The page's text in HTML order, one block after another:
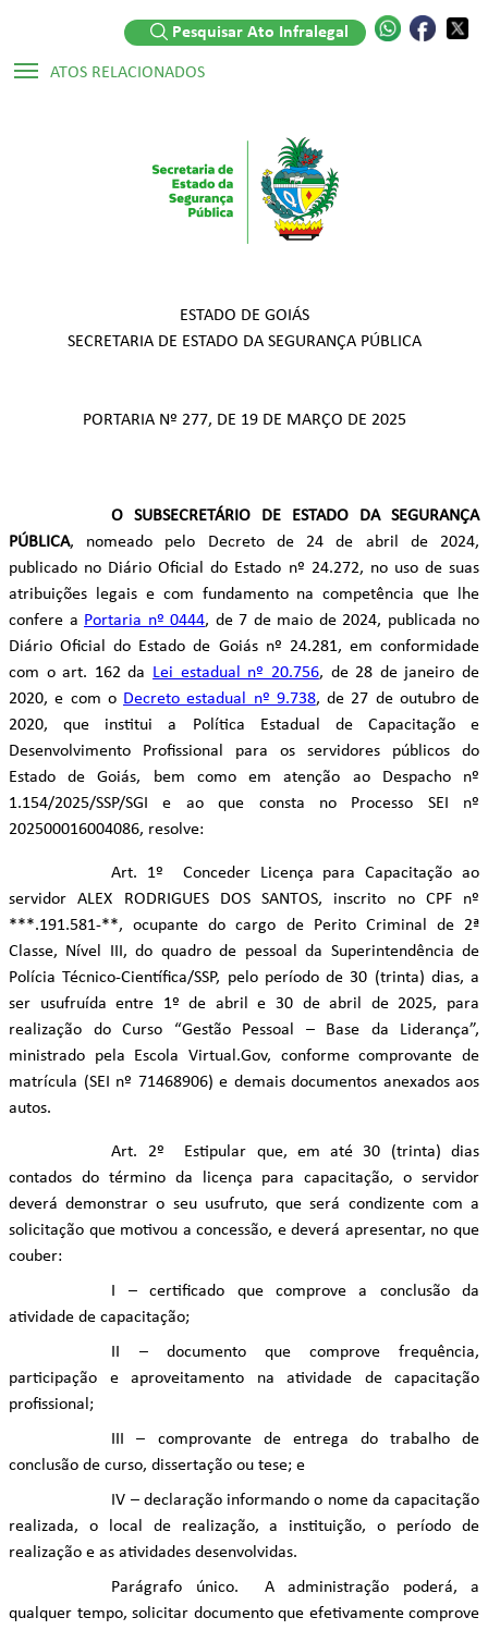
ATOS RELACIONADOS
▷ Portaria Nº 444/2024
ESTADO DE GOIÁS
SECRETARIA DE ESTADO DA SEGURANÇA PÚBLICA
PORTARIA Nº 277, DE 19 DE MARÇO DE 2025
O SUBSECRETÁRIO DE ESTADO DA SEGURANÇA
PÚBLICA, nomeado pelo Decreto de 24 de abril de 2024,
publicado no Diário Oficial do Estado nº 24.272, no uso de suas
atribuições legais e com fundamento na competência que lhe
confere a Portaria nº 0444, de 7 de maio de 2024, publicada no
Diário Oficial do Estado de Goiás nº 24.281, em conformidade
com o art. 162 da
Lei estadual nº 20.756, de 28 de janeiro de
2020, e com o Decreto estadual nº 9.738, de 27 de outubro de
2020, que institui a Política Estadual de Capacitação e
Desenvolvimento Profissional para os servidores públicos do
Estado de Goiás, bem como em atenção ao Despacho nº
1.154/2025/SSP/SGI e ao que consta no Processo SEI nº
202500016004086, resolve:
Art. 1º Conceder Licença para Capacitação ao
servidor ALEX RODRIGUES DOS SANTOS, inscrito no CPF nº
***.191.581-**, ocupante do cargo de Perito Criminal de 2ª
Classe, Nível III, do quadro de pessoal da Superintendência de
Polícia Técnico-Científica/SSP, pelo período de 30 (trinta) dias, a
ser usufruída entre 1º de abril e 30 de abril de 2025, para
realização do Curso “Gestão Pessoal – Base da Liderança”,
ministrado pela Escola Virtual.Gov, conforme comprovante de
matrícula (SEI nº 71468906) e demais documentos anexados aos
autos.
Art. 2º Estipular que, em até 30 (trinta) dias
contados do término da licença para capacitação, o servidor
deverá demonstrar o seu usufruto, que será condizente com a
solicitação que motivou a concessão, e deverá apresentar, no que
couber:
I – certificado que comprove a conclusão da
atividade de capacitação;
II – documento que comprove frequência,
participação e aproveitamento na atividade de capacitação
profissional;
III – comprovante de entrega do trabalho de
conclusão de curso, dissertação ou tese; e
IV – declaração informando o nome da capacitação
realizada, o local de realização, a instituição, o período de
realização e as atividades desenvolvidas.
Parágrafo único. A administração poderá, a
qualquer tempo, solicitar documento que efetivamente comprove
Pesquisar Ato Infralegal